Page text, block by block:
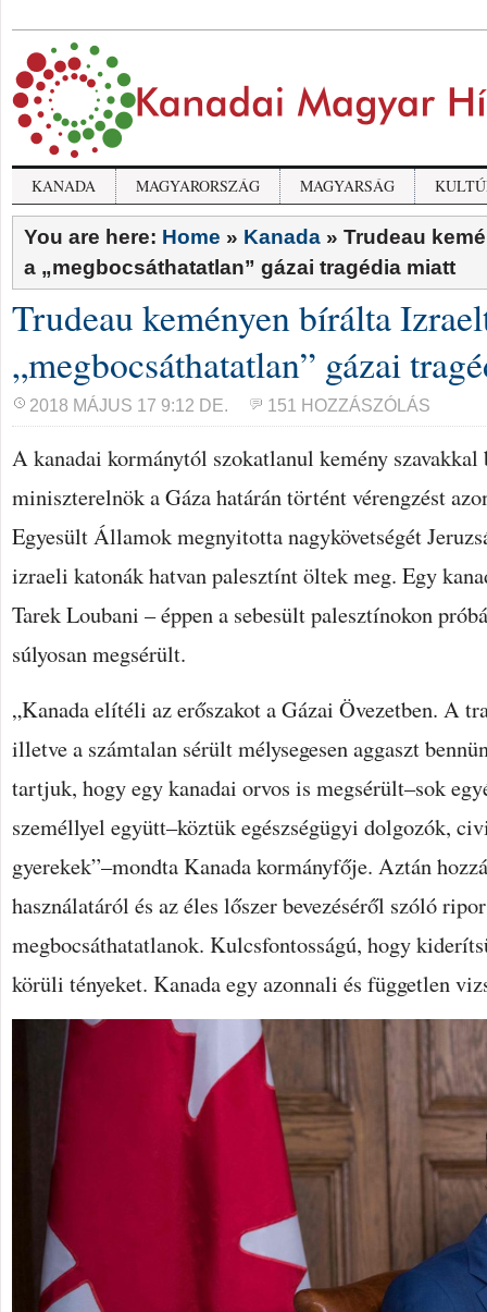
KANADA MAGYARORSZÁG MAGYARSÁG
You are here: Home » Kanada » Trudeau
a „megbocsáthatatlan” gázai tragédia miatt
Trudeau keményen bírálta
„megbocsáthatatlan” gázai
2018 MÁJUS 17 9:12 DE. 151 HOZZÁSZÓLÁS
A kanadai kormánytól szokatlanul kemény
miniszterelnök a Gáza határán történt vérengzést
Egyesült Államok megnyitotta nagykövetségét
izraeli katonák hatvan palesztínt öltek meg. Egy
Tarek Loubani – éppen a sebesült palesztínokon
súlyosan megsérült.
„Kanada elítéli az erőszakot a Gázai Övezetben. A
illetve a számtalan sérült mélysegesen aggaszt
tartjuk, hogy egy kanadai orvos is megsérült–sok
személlyel együtt–köztük egészségügyi dolgozók,
gyerekek”–mondta Kanada kormányfője. Aztán
használatáról és az éles lőszer bevezéséről szóló
megbocsáthatatlanok. Kulcsfontosságú, hogy
körüli tényeket. Kanada egy azonnali és független